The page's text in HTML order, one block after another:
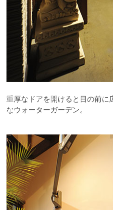
重厚なドアを開けると目の前に
なウォーターガーデン。